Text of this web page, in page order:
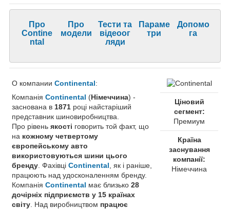
Про
Contine
ntal
Про
модели
Тести та
відеоог
ляди
Параме
три
Допомо
га
О компании Continental:
Компанія Continental (Німеччина) -
заснована в 1871 році найстаріший
представник шиновиробництва.
Про рівень якості говорить той факт, що
на кожному четвертому
європейському авто
використовуються шини цього
бренду . Фахівці Continental , як і раніше,
працюють над удосконаленням бренду.
Компанія Continental має близько 28
дочірніх підприємств у 15 країнах
світу . Над виробництвом працює
Ціновий
сегмент:
Премиум
Країна
заснування
компанії:
Німеччина